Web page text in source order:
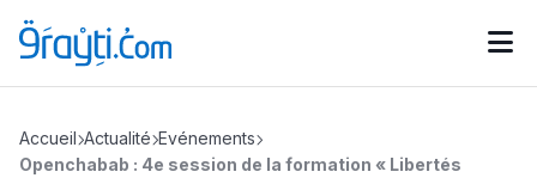
Catégories
d'actualités
Calendrier des concours
Accueil Actualité Evénements
Openchabab : 4e session de la formation « Libertés